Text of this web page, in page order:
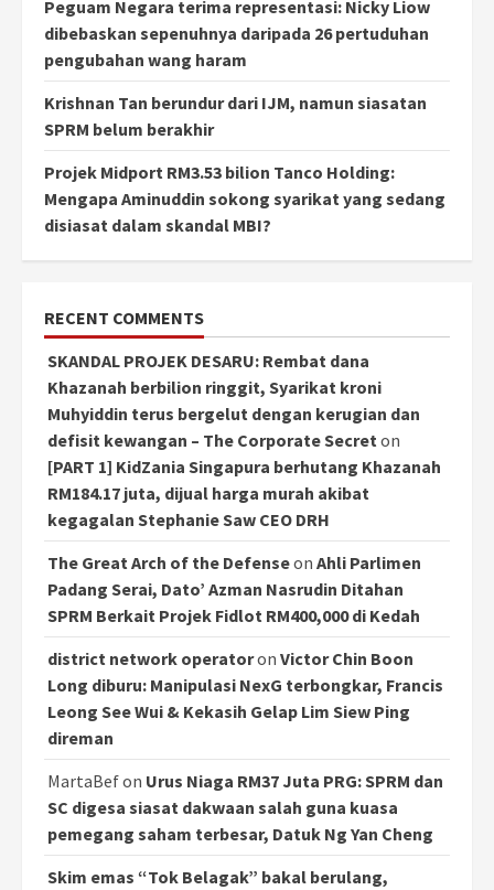
Peguam Negara terima representasi: Nicky Liow
dibebaskan sepenuhnya daripada 26 pertuduhan
pengubahan wang haram
Krishnan Tan berundur dari IJM, namun siasatan
SPRM belum berakhir
Projek Midport RM3.53 bilion Tanco Holding:
Mengapa Aminuddin sokong syarikat yang sedang
disiasat dalam skandal MBI?
RECENT COMMENTS
SKANDAL PROJEK DESARU: Rembat dana
Khazanah berbilion ringgit, Syarikat kroni
Muhyiddin terus bergelut dengan kerugian dan
defisit kewangan – The Corporate Secreton
[PART 1] KidZania Singapura berhutang Khazanah
RM184.17 juta, dijual harga murah akibat
kegagalan Stephanie Saw CEO DRH
The Great Arch of the Defenseon Ahli Parlimen
Padang Serai, Dato’ Azman Nasrudin Ditahan
SPRM Berkait Projek Fidlot RM400,000 di Kedah
district network operatoron Victor Chin Boon
Long diburu: Manipulasi NexG terbongkar, Francis
Leong See Wui & Kekasih Gelap Lim Siew Ping
direman
MartaBefon Urus Niaga RM37 Juta PRG: SPRM dan
SC digesa siasat dakwaan salah guna kuasa
pemegang saham terbesar, Datuk Ng Yan Cheng
Skim emas “Tok Belagak” bakal berulang,